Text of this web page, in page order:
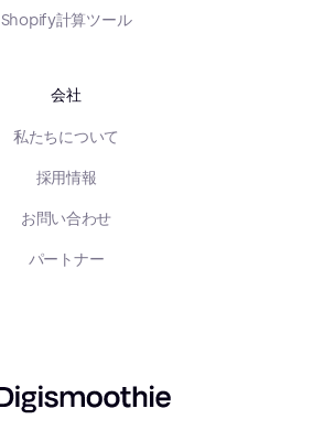
Shopify計算ツール
会社
私たちについて
採用情報
お問い合わせ
パートナー